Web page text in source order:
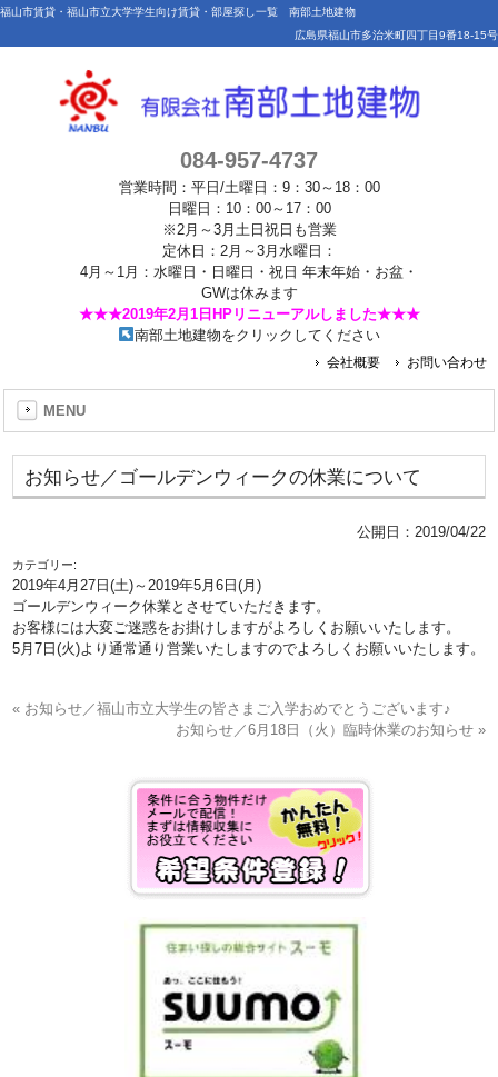
福山市賃貸・福山市立大学学生向け賃貸・部屋探し一覧 南部土地建物
広島県福山市多治米町四丁目9番18-15号
084-957-4737
営業時間：平日/土曜日：9：30～18：00
日曜日：10：00～17：00
※2月～3月土日祝日も営業
定休日：2月～3月水曜日：
4月～1月：水曜日・日曜日・祝日 年末年始・お盆・
GWは休みます
★★★2019年2月1日HPリニューアルしました★★★
南部土地建物をクリックしてください
会社概要 お問い合わせ
MENU
お知らせ／ゴールデンウィークの休業について
公開日： 2019/04/22
カテゴリー:
2019年4月27日(土)～2019年5月6日(月)
ゴールデンウィーク休業とさせていただきます。
お客様には大変ご迷惑をお掛けしますがよろしくお願いいたします。
5月7日(火)より通常通り営業いたしますのでよろしくお願いいたします。
« お知らせ／福山市立大学生の皆さまご入学おめでとうございます♪
お知らせ／6月18日（火）臨時休業のお知らせ »